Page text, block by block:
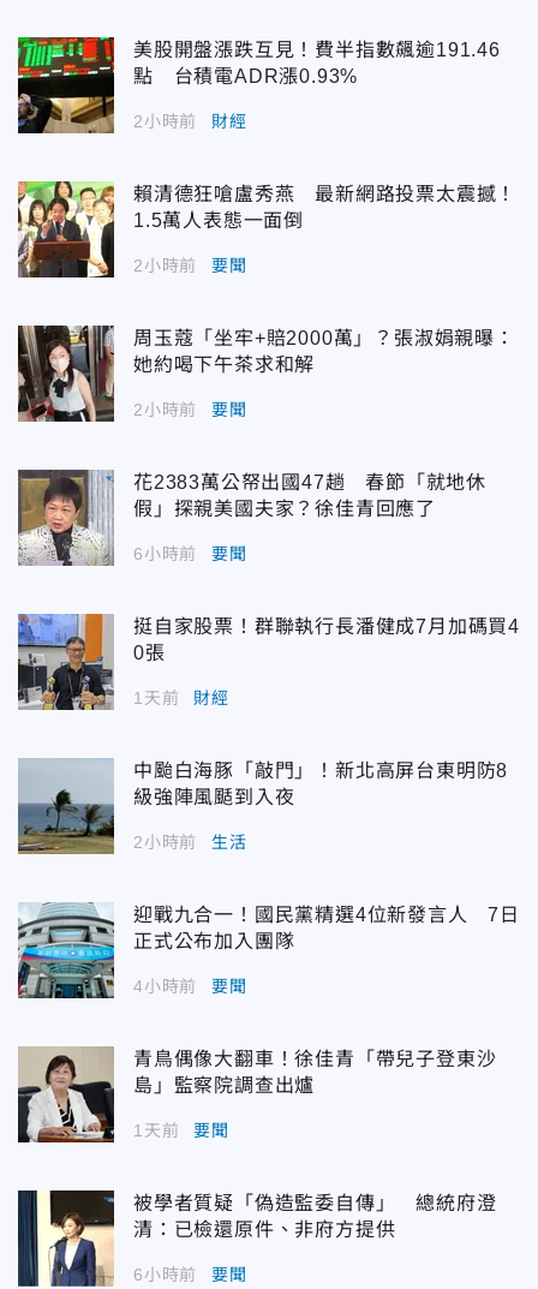
美股開盤漲跌互見！費半指數飆逾191.46
點 台積電ADR漲0.93%
2小時前 財經
賴清德狂嗆盧秀燕 最新網路投票太震撼！
1.5萬人表態一面倒
2小時前 要聞
周玉蔻「坐牢+賠2000萬」？張淑娟親曝：
她約喝下午茶求和解
2小時前 要聞
花2383萬公帑出國47趟 春節「就地休
假」探親美國夫家？徐佳青回應了
6小時前 要聞
挺自家股票！群聯執行長潘健成7月加碼買4
0張
1天前 財經
中颱白海豚「敲門」！新北高屏台東明防8
級強陣風颳到入夜
2小時前 生活
迎戰九合一！國民黨精選4位新發言人 7日
正式公布加入團隊
4小時前 要聞
青鳥偶像大翻車！徐佳青「帶兒子登東沙
島」監察院調查出爐
1天前 要聞
被學者質疑「偽造監委自傳」 總統府澄
清：已檢還原件、非府方提供
6小時前 要聞